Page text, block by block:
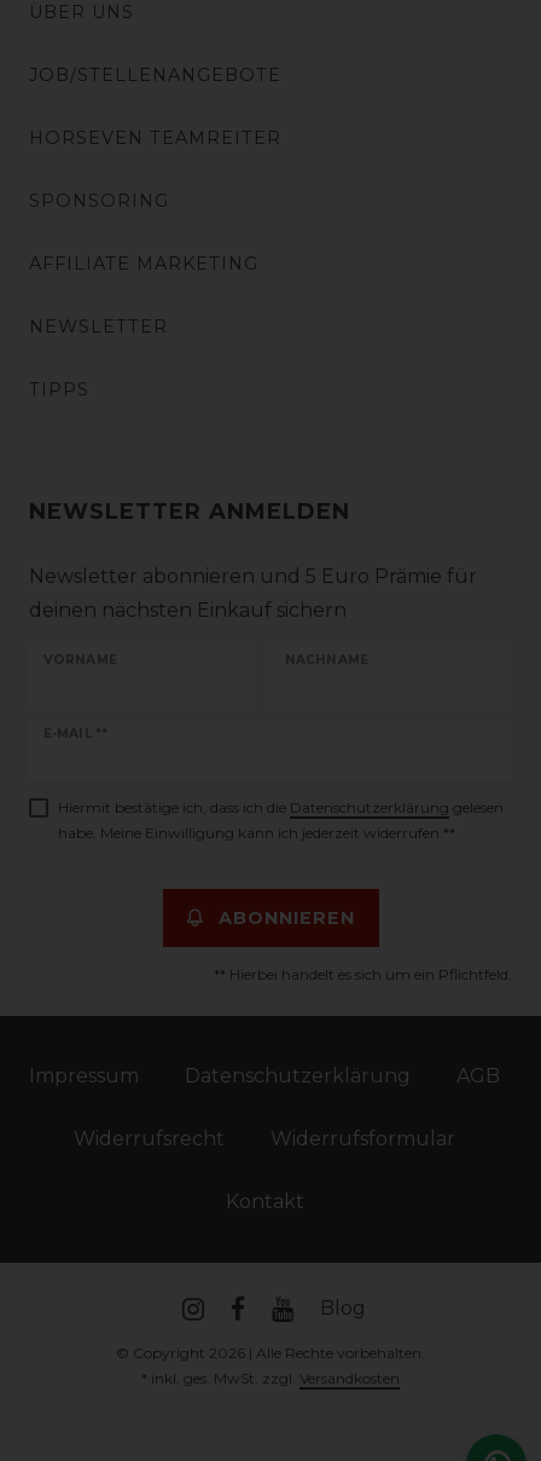
ÜBER UNS
JOB/STELLENANGEBOTE
HORSEVEN TEAMREITER
SPONSORING
AFFILIATE MARKETING
NEWSLETTER
TIPPS
NEWSLETTER ANMELDEN
Newsletter abonnieren und 5 Euro Prämie für
deinen nächsten Einkauf sichern
VORNAME NACHNAME
E-MAIL **
Newsletter
Hiermit bestätige ich, dass ich die Daten­schutz­erklärung gelesen
habe. Meine Einwilligung kann ich jederzeit widerrufen.**
ABONNIEREN
** Hierbei handelt es sich um ein Pflichtfeld.
Impressum Daten­schutz­erklärung AGB
Widerrufs­recht Widerrufs­formular
Kontakt
Blog
© Copyright 2026 | Alle Rechte vorbehalten.
* inkl. ges. MwSt. zzgl. Versandkosten